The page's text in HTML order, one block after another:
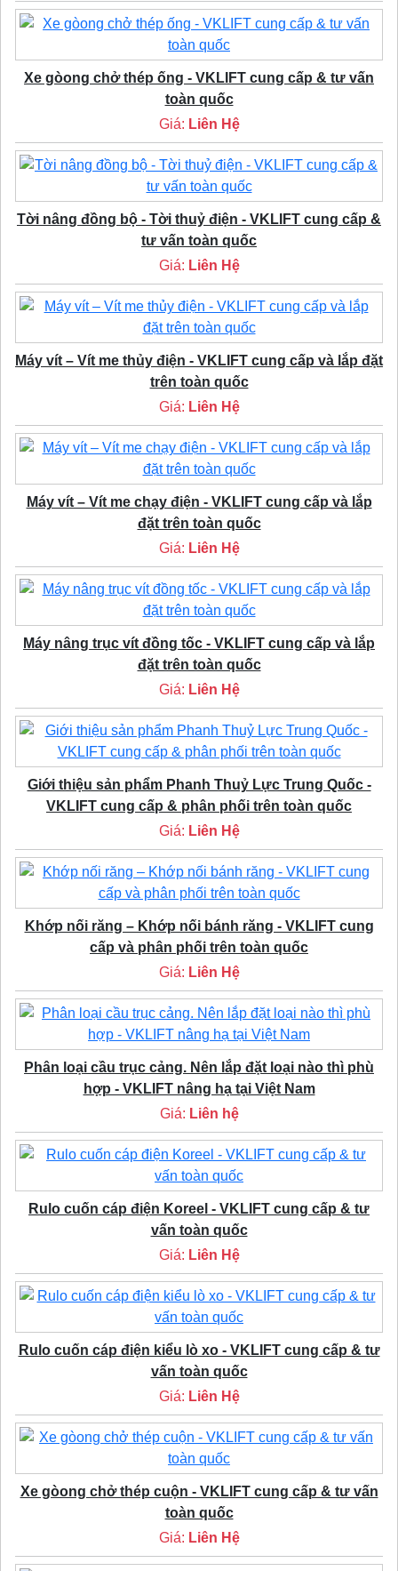
Xe gòong chở thép ống - VKLIFT cung cấp & tư vấn
toàn quốc
Giá: Liên Hệ
Tời nâng đồng bộ - Tời thuỷ điện - VKLIFT cung cấp &
tư vấn toàn quốc
Giá: Liên Hệ
Máy vít – Vít me thủy điện - VKLIFT cung cấp và lắp đặt
trên toàn quốc
Giá: Liên Hệ
Máy vít – Vít me chạy điện - VKLIFT cung cấp và lắp
đặt trên toàn quốc
Giá: Liên Hệ
Máy nâng trục vít đồng tốc - VKLIFT cung cấp và lắp
đặt trên toàn quốc
Giá: Liên Hệ
Giới thiệu sản phẩm Phanh Thuỷ Lực Trung Quốc -
VKLIFT cung cấp & phân phối trên toàn quốc
Giá: Liên Hệ
Khớp nối răng – Khớp nối bánh răng - VKLIFT cung
cấp và phân phối trên toàn quốc
Giá: Liên Hệ
Phân loại cầu trục cảng. Nên lắp đặt loại nào thì phù
hợp - VKLIFT nâng hạ tại Việt Nam
Giá: Liên hệ
Rulo cuốn cáp điện Koreel - VKLIFT cung cấp & tư
vấn toàn quốc
Giá: Liên Hệ
Rulo cuốn cáp điện kiểu lò xo - VKLIFT cung cấp & tư
vấn toàn quốc
Giá: Liên Hệ
Xe gòong chở thép cuộn - VKLIFT cung cấp & tư vấn
toàn quốc
Giá: Liên Hệ